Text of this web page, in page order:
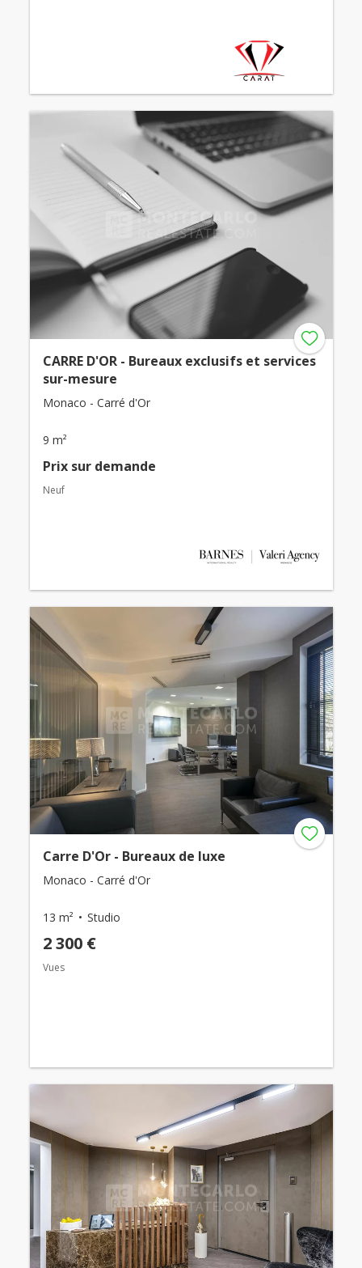
CARRE D'OR - Bureaux exclusifs et services
sur-mesure
Monaco - Carré d'Or
9 m²
Prix ​​sur demande
Neuf
Carre D'Or - Bureaux de luxe
Monaco - Carré d'Or
13 m² Studio
2 300 €
Vues